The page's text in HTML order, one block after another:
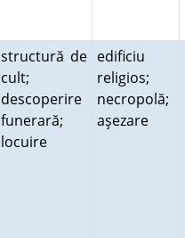
structură de
cult;
descoperire
funerară;
locuire
edificiu
religios;
necropolă;
aşezare